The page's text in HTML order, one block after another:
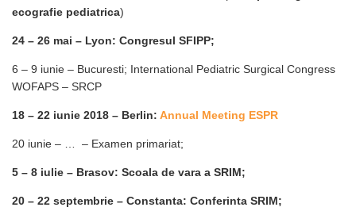
ecografie pediatrica)
24 – 26 mai – Lyon: Congresul SFIPP;
6 – 9 iunie – Bucuresti; International Pediatric Surgical Congress
WOFAPS – SRCP
18 – 22 iunie 2018 – Berlin: Annual Meeting ESPR
20 iunie – … – Examen primariat;
5 – 8 iulie – Brasov: Scoala de vara a SRIM;
20 – 22 septembrie – Constanta: Conferinta SRIM;